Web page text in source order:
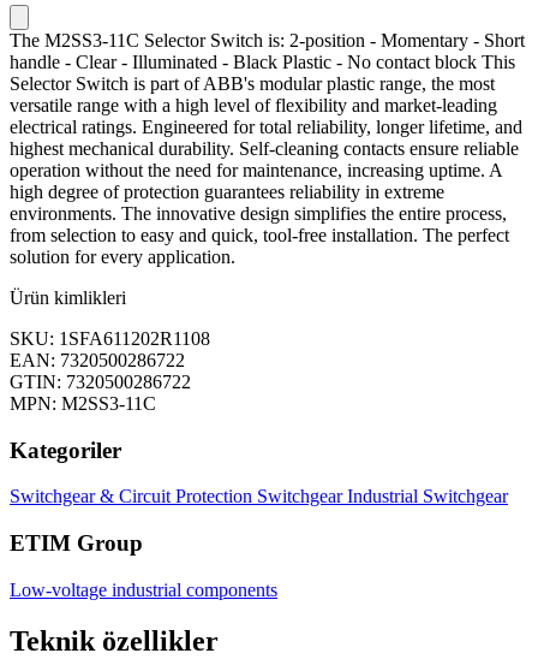
The M2SS3-11C Selector Switch is: 2-position - Momentary - Short
handle - Clear - Illuminated - Black Plastic - No contact block This
Selector Switch is part of ABB's modular plastic range, the most
versatile range with a high level of flexibility and market-leading
electrical ratings. Engineered for total reliability, longer lifetime, and
highest mechanical durability. Self-cleaning contacts ensure reliable
operation without the need for maintenance, increasing uptime. A
high degree of protection guarantees reliability in extreme
environments. The innovative design simplifies the entire process,
from selection to easy and quick, tool-free installation. The perfect
solution for every application.
Ürün kimlikleri
SKU: 1SFA611202R1108
EAN: 7320500286722
GTIN: 7320500286722
MPN: M2SS3-11C
Kategoriler
Switchgear & Circuit Protection SwitchgearIndustrial Switchgear
ETIM Group
Low-voltage industrial components
Teknik özellikler